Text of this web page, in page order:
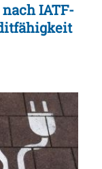
IATF-